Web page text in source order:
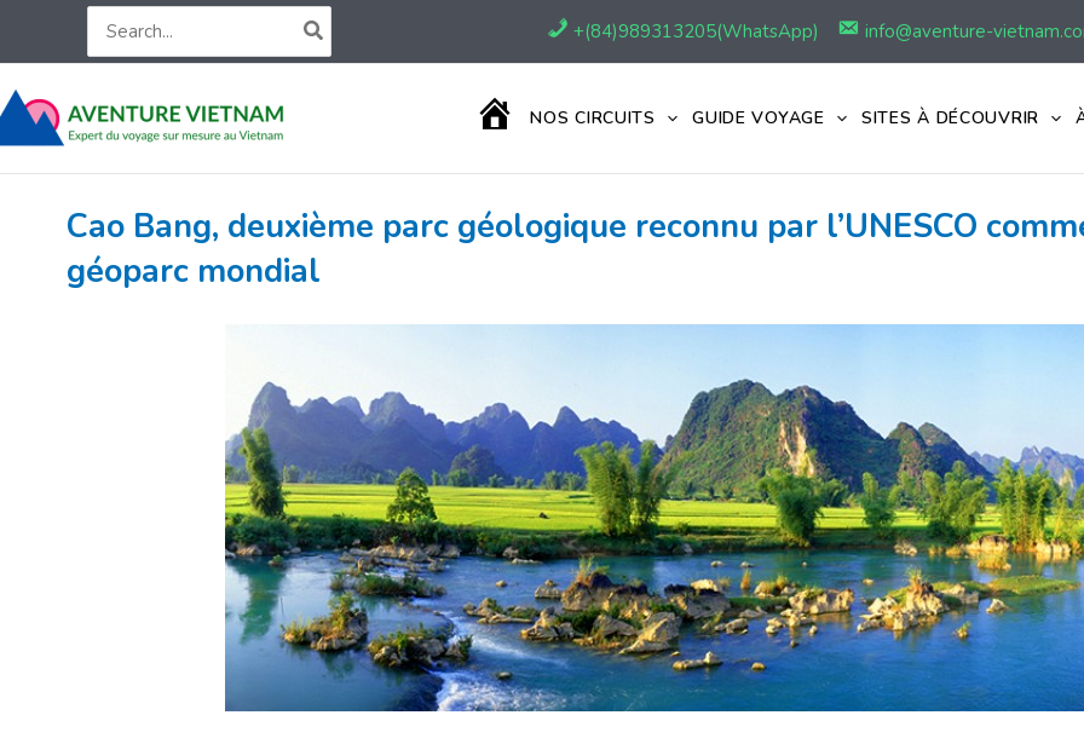
Search
for:
+(84)989313205(WhatsApp) info@aventure-
U
I
L
NOS CIRCUITS GUIDE VOYAGE SITES À DÉCOUVRIR
Cao Bang, deuxième parc géologique reconnu par l’UNESCO
géoparc mondial